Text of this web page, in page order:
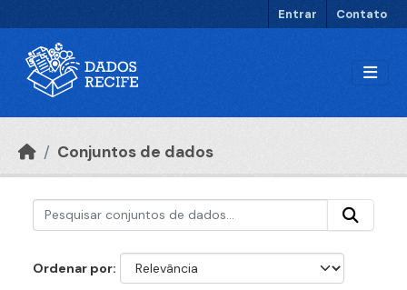
Entrar Contato
Conjuntos de dados
Ordenar por